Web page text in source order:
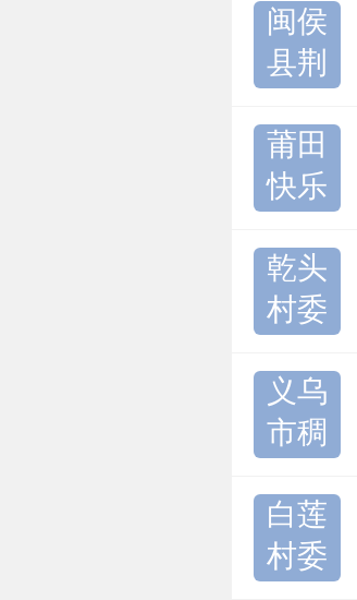
闽侯
县荆
莆田
快乐
乾头
村委
义乌
市稠
白莲
村委